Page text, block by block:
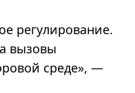
регулирование.
вызовы
среде», —